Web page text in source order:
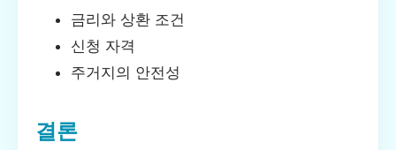
금리와 상환 조건
신청 자격
주거지의 안전성
결론